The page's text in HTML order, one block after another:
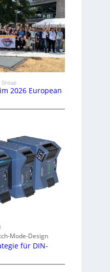
Group
2026 European
Mode-Design
für DIN-